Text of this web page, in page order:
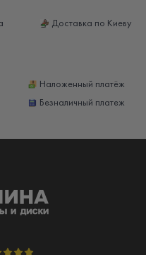
Доставка по Киеву
Наложенный платёж
Безналичный платеж